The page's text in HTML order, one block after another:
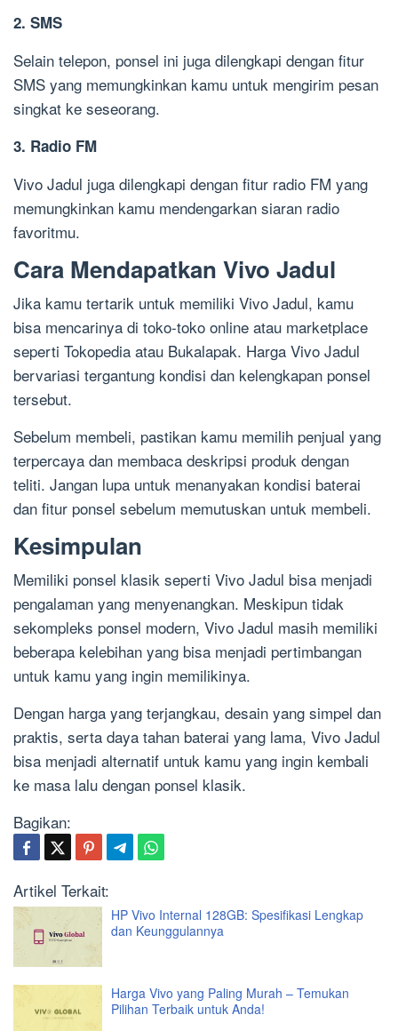
2. SMS
Selain telepon, ponsel ini juga dilengkapi dengan fitur
SMS yang memungkinkan kamu untuk mengirim pesan
singkat ke seseorang.
3. Radio FM
Vivo Jadul juga dilengkapi dengan fitur radio FM yang
memungkinkan kamu mendengarkan siaran radio
favoritmu.
Cara Mendapatkan Vivo Jadul
Jika kamu tertarik untuk memiliki Vivo Jadul, kamu
bisa mencarinya di toko-toko online atau marketplace
seperti Tokopedia atau Bukalapak. Harga Vivo Jadul
bervariasi tergantung kondisi dan kelengkapan ponsel
tersebut.
Sebelum membeli, pastikan kamu memilih penjual yang
terpercaya dan membaca deskripsi produk dengan
teliti. Jangan lupa untuk menanyakan kondisi baterai
dan fitur ponsel sebelum memutuskan untuk membeli.
Kesimpulan
Memiliki ponsel klasik seperti Vivo Jadul bisa menjadi
pengalaman yang menyenangkan. Meskipun tidak
sekompleks ponsel modern, Vivo Jadul masih memiliki
beberapa kelebihan yang bisa menjadi pertimbangan
untuk kamu yang ingin memilikinya.
Dengan harga yang terjangkau, desain yang simpel dan
praktis, serta daya tahan baterai yang lama, Vivo Jadul
bisa menjadi alternatif untuk kamu yang ingin kembali
ke masa lalu dengan ponsel klasik.
Bagikan:
Artikel Terkait:
HP Vivo Internal 128GB: Spesifikasi Lengkap
dan Keunggulannya
Harga Vivo yang Paling Murah – Temukan
Pilihan Terbaik untuk Anda!